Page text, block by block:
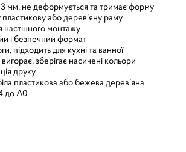
мм, не деформується та тримає форму
або дерев’яну раму
настінного монтажу
і безпечний формат
підходить для кухні та ванної
зберігає насичені кольори
друку
пластикова або бежева дерев’яна
до A0